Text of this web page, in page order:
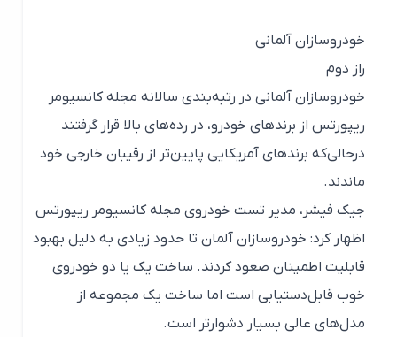
خودروسازان آلمانی
راز دوم
خودروسازان آلمانی در رتبه‌بندی سالانه مجله کانسیومر
ریپورتس از برندهای خودرو، در رده‌های بالا قرار گرفتند
درحالی‌که برندهای آمریکایی پایین‌تر از رقیبان خارجی خود
ماندند.
جیک فیشر، مدیر تست خودروی مجله کانسیومر ریپورتس
اظهار کرد: خودروسازان آلمان تا حدود زیادی به دلیل بهبود
قابلیت اطمینان صعود کردند. ساخت یک یا دو خودروی
خوب قابل‌دستیابی است اما ساخت یک مجموعه از
مدل‌های عالی بسیار دشوارتر است.